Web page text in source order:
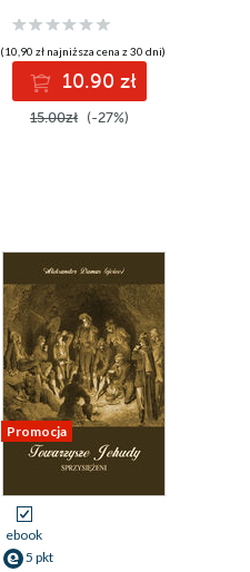
(10,90 zł najniższa cena z 30 dni)
10.90 zł
15.00zł (-27%)
Promocja
ebook
5 pkt